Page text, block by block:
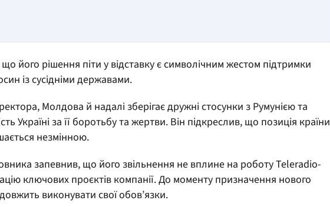
його рішення піти у відставку є символічним жестом підтримки
із сусідніми державами.
Молдова й надалі зберігає дружні стосунки з Румунією та
Україні за її боротьбу та жертви. Він підкреслив, що позиція країни
незмінною.
запевнив, що його звільнення не вплине на роботу Teleradio-
ключових проєктів компанії. До моменту призначення нового
виконувати свої обов’язки.